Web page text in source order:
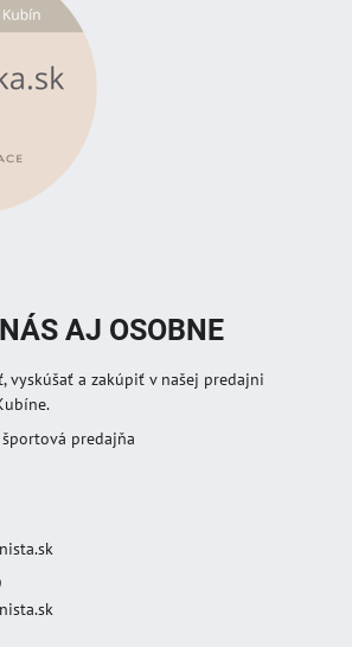
AJ OSOBNE
vyskúšať a zakúpiť v našej predajni
predajňa